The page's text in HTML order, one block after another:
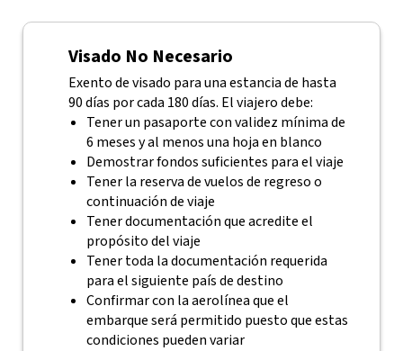
Visado No Necesario
Exento de visado para una estancia de hasta
90 días por cada 180 días. El viajero debe:
Tener un pasaporte con validez mínima de
6 meses y al menos una hoja en blanco
Demostrar fondos suficientes para el viaje
Tener la reserva de vuelos de regreso o
continuación de viaje
Tener documentación que acredite el
propósito del viaje
Tener toda la documentación requerida
para el siguiente país de destino
Confirmar con la aerolínea que el
embarque será permitido puesto que estas
condiciones pueden variar